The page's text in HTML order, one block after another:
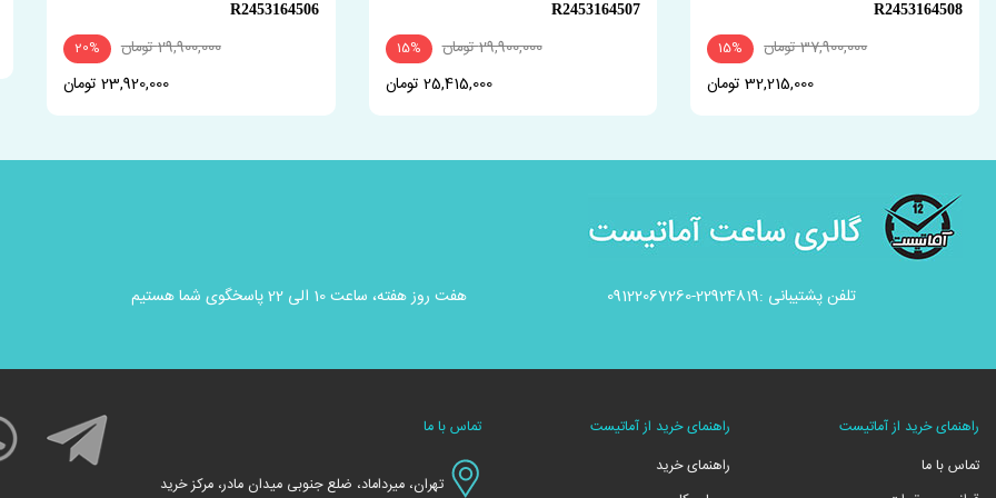
R2453164508
37,900,000 تومان 15%
32,215,000 تومان
R2453164507
29,900,000 تومان 15%
25,415,000 تومان
R2453164506
29,900,000 تومان 20%
23,920,000 تومان
تلفن پشتیبانی :22924819-09122067260 هفت روز هفته، ساعت 10 الی 22 پاسخگوی شما هستیم
راهنمای خرید از آماتیست
تماس با ما
راهنمای خرید از آماتیست
راهنمای خرید
تماس با ما
تهران، میرداماد، ضلع جنوبی میدان مادر، مرکز خرید